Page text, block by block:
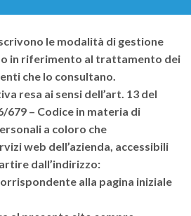
le modalità di gestione
in riferimento al trattamento dei
che lo consultano.
resa ai sensi dell’art. 13 del
679 – Codice in materia di
a coloro che
web dell’azienda, accessibili
dall’indirizzo:
alla pagina iniziale